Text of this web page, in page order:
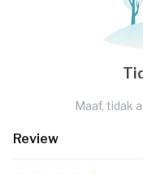
Maaf, tidak
Review